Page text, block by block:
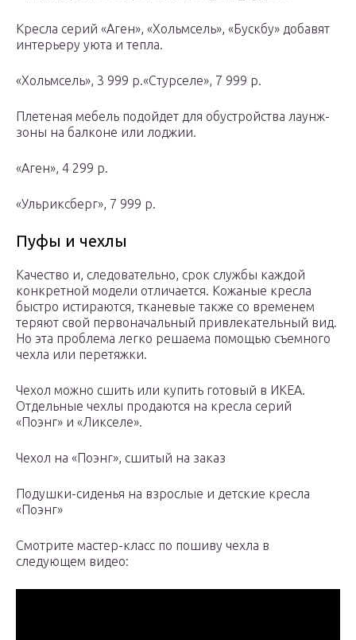
Кресла серий «Аген», «Хольмсель», «Бускбу» добавят
интерьеру уюта и тепла.
«Хольмсель», 3 999 р.«Стурселе», 7 999 р.
Плетеная мебель подойдет для обустройства лаунж-
зоны на балконе или лоджии.
«Аген», 4 299 р.
«Ульриксберг», 7 999 р.
Пуфы и чехлы
Качество и, следовательно, срок службы каждой
конкретной модели отличается. Кожаные кресла
быстро истираются, тканевые также со временем
теряют свой первоначальный привлекательный вид.
Но эта проблема легко решаема помощью съемного
чехла или перетяжки.
Чехол можно сшить или купить готовый в ИКЕА.
Отдельные чехлы продаются на кресла серий
«Поэнг» и «Ликселе».
Чехол на «Поэнг», сшитый на заказ
Подушки-сиденья на взрослые и детские кресла
«Поэнг»
Смотрите мастер-класс по пошиву чехла в
следующем видео: